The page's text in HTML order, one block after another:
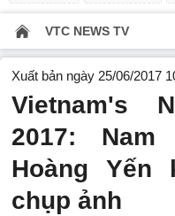
VTC NEWS TV
Xuất bản ngày 25/06/2017
Vietnam's
2017:
Hoàng Yến
chụp ảnh